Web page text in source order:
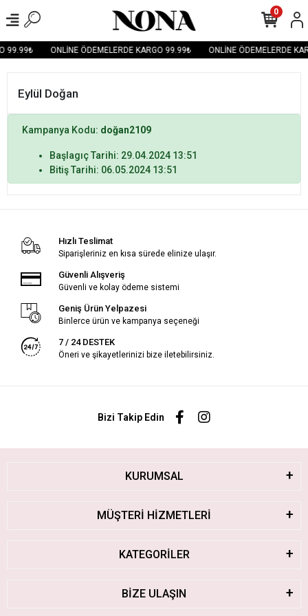
99.99₺ ONLİNE ÖDEMELERDE KARGO 99.99₺ ONLİNE ÖDEMELERDE
0
Eylül Doğan
Kampanya Kodu: doğan2109
Başlagıç Tarihi: 29.04.2024 13:51
Bitiş Tarihi: 06.05.2024 13:51
Hızlı Teslimat
Siparişleriniz en kısa sürede elinize ulaşır.
Güvenli Alışveriş
Güvenli ve kolay ödeme sistemi
Geniş Ürün Yelpazesi
Binlerce ürün ve kampanya seçeneği
7 / 24 DESTEK
Öneri ve şikayetlerinizi bize iletebilirsiniz.
Bizi Takip Edin
KURUMSAL
MÜŞTERİ HİZMETLERİ
KATEGORİLER
BİZE ULAŞIN